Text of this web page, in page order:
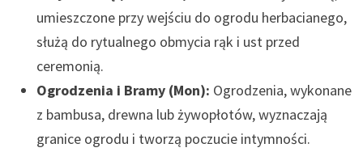
umieszczone przy wejściu do ogrodu herbacianego,
służą do rytualnego obmycia rąk i ust przed
ceremonią.
Ogrodzenia i Bramy (Mon): Ogrodzenia, wykonane
z bambusa, drewna lub żywopłotów, wyznaczają
granice ogrodu i tworzą poczucie intymności.